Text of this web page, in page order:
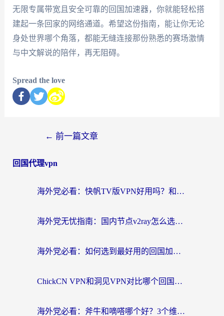
无限专属带宽且安全可靠的回国加速器，你就能轻松搭
建起一条回家的网络通道。希望这份指南，能让你无论
身处世界哪个角落，都能无缝连接那份熟悉的赛场激情
与中文解说的陪伴，再无阻碍。
Spread the love
← 前一篇文章
回国代理vpn
海外党必看：快帆TV版VPN好用吗？和快游VPN对比哪个回国效果更好？附实用避坑指南
海外党无忧指南：国内节点v2ray怎么选？一键回国VPN+多场景实测帮你避坑
海外党必看：如何选到最好用的回国加速器？从节点到售后的全维度指南
ChickCN VPN和洞见VPN对比哪个回国效果更好？海外党亲测3款加速器+避坑指南
海外党必看：斧牛和嘀嗒哪个好？3个维度教你选对回国加速器